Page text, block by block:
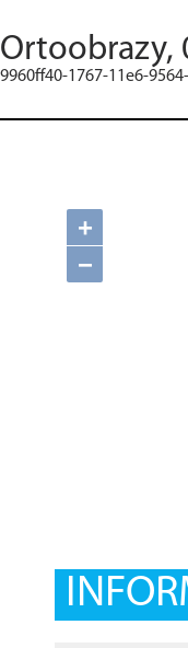
Ortoobrazy,
9960ff40-1767-11e6-
+
−